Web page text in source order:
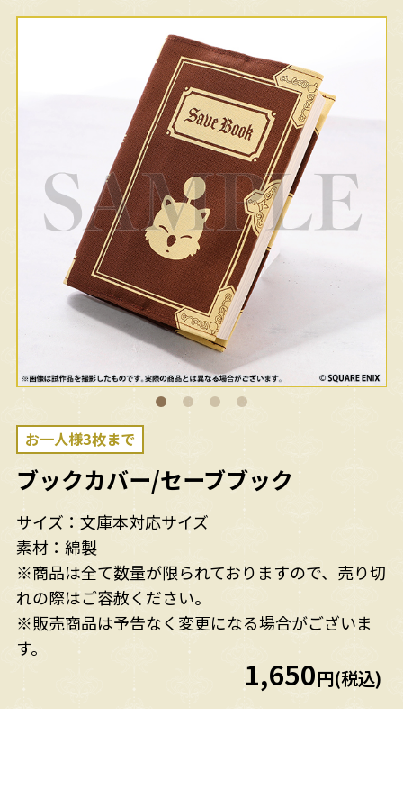
お一人様3枚まで
ブックカバー/セーブブック
サイズ：文庫本対応サイズ
素材：綿製
※商品は全て数量が限られておりますので、売り切
れの際はご容赦ください。
※販売商品は予告なく変更になる場合がございま
す。
1,650円(税込)